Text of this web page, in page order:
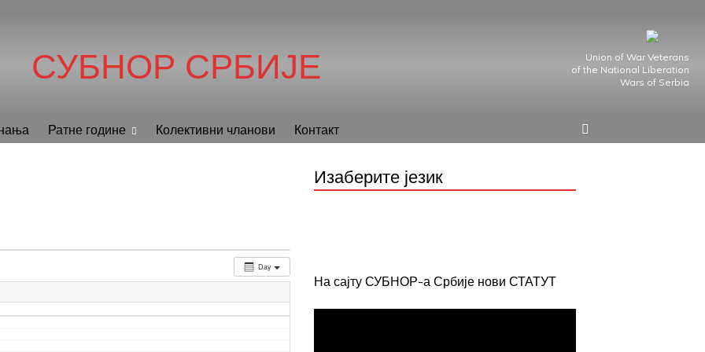
СУБНОР СРБИЈЕ
Union of War Veterans
of the National Liberation
Wars of Serbia
Ратне године Колективни чланови Контакт
Day
Изаберите језик
На сајту СУБНОР-а Србије нови СТАТУТ